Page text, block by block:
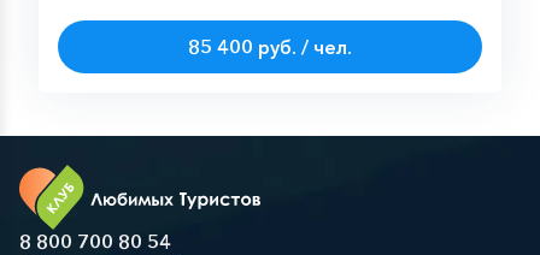
85 400 руб. / чел.
8 800 700 80 54